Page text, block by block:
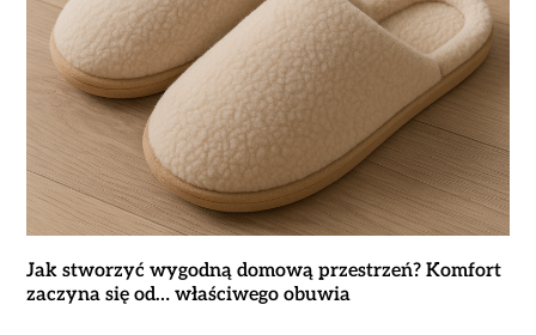
Jak stworzyć wygodną domową przestrzeń? Komfort
zaczyna się od… właściwego obuwia